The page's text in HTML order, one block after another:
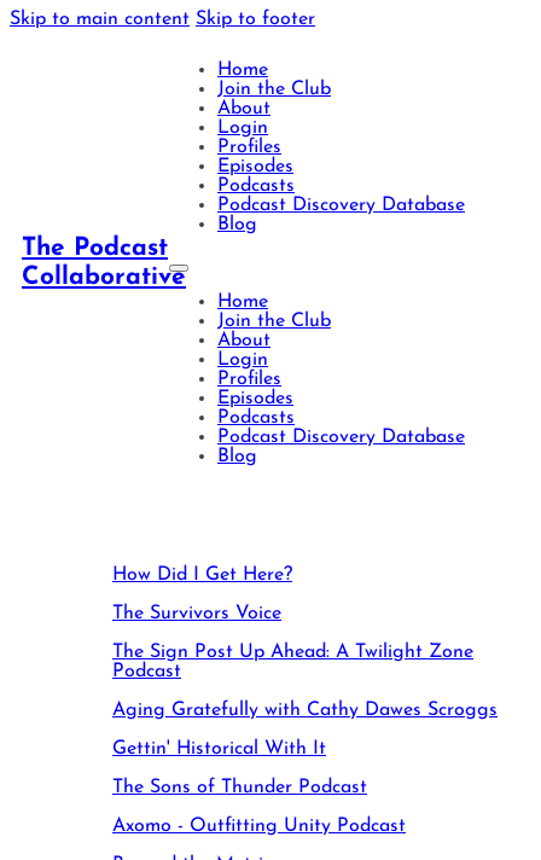
Skip to main content Skip to footer
The Podcast
Collaborative
Home
Join the Club
About
Login
Profiles
Episodes
Podcasts
Podcast Discovery Database
Blog
Home
Join the Club
About
Login
Profiles
Episodes
Podcasts
Podcast Discovery Database
Blog
How Did I Get Here?
The Survivors Voice
The Sign Post Up Ahead: A Twilight Zone
Podcast
Aging Gratefully with Cathy Dawes Scroggs
Gettin' Historical With It
The Sons of Thunder Podcast
Axomo - Outfitting Unity Podcast